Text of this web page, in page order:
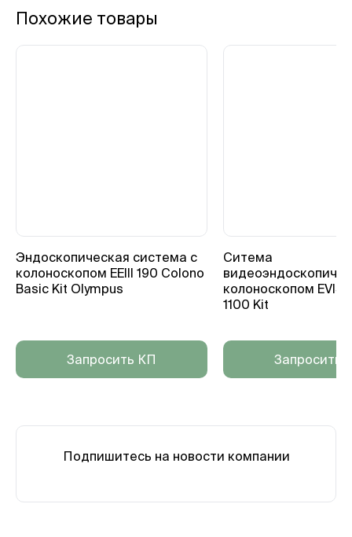
Похожие товары
Эндоскопическая система с
колоноскопом EEIII 190 Colono
Basic Kit Olympus
Запросить КП
Ситема
колоноскопом EVIS
1100 Kit
Запросить
Подпишитесь на новости компании